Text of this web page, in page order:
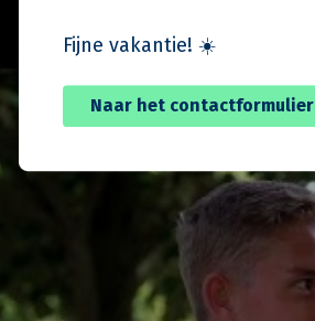
Fijne vakantie! ☀️
Naar het contactformulier